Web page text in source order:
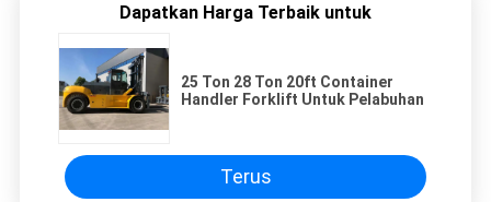
Dapatkan Harga Terbaik untuk
25 Ton 28 Ton 20ft Container
Handler Forklift Untuk Pelabuhan
Terus